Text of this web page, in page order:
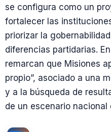
se configura como un
fortalecer las
priorizar la
diferencias partidarias.
remarcan que Misiones
propio”, asociado a una
y a la búsqueda de
de un escenario